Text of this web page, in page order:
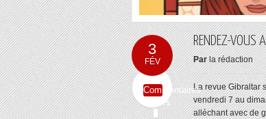
3
FÉV
Commentaires
fermés
RENDEZ-VOUS
Par la rédaction
La revue Gibraltar
vendredi 7 au
alléchant avec de